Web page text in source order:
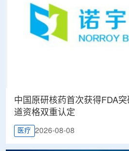
中国原研核药首次获得FDA
道资格双重认定
医疗 2026-08-08